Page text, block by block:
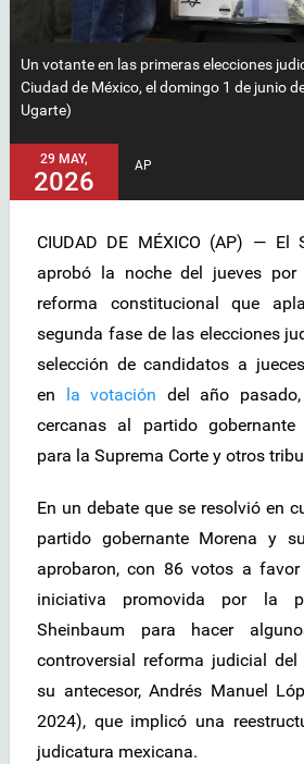
Un votante en las primeras elecciones
Ciudad de México, el domingo 1 de junio
Ugarte)
29 MAY,
2026
AP
CIUDAD DE MÉXICO (AP) — El
aprobó la noche del jueves
reforma constitucional que
segunda fase de las elecciones
selección de candidatos a
en
la votación del año
cercanas al partido gobernante
para la Suprema Corte y otros
En un debate que se resolvió en
partido gobernante Morena y
aprobaron, con 86 votos a
iniciativa promovida por la
Sheinbaum para hacer
controversial reforma judicial
su antecesor, Andrés Manuel
2024), que implicó una
judicatura mexicana.